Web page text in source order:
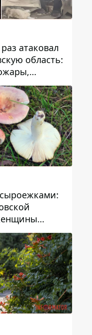
атаковал
область:
и авто